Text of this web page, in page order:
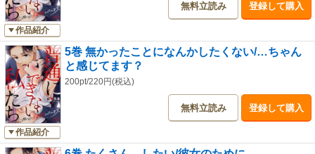
作品紹介
無料立読み 登録して購入
作品紹介
5巻 無かったことになんかしたくない/…ちゃん
と感じてます？
200pt/220円(税込)
無料立読み 登録して購入